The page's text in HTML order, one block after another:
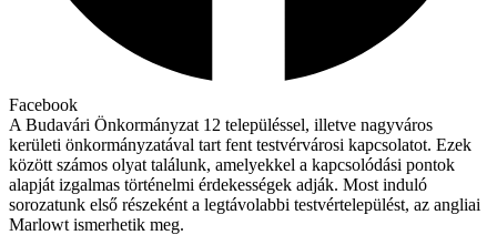
Facebook
A Budavári Önkormányzat 12 településsel, illetve nagyváros
kerületi önkormányzatával tart fent testvérvárosi kapcsolatot. Ezek
között számos olyat találunk, amelyekkel a kapcsolódási pontok
alapját izgalmas történelmi érdekességek adják. Most induló
sorozatunk első részeként a legtávolabbi testvértelepülést, az angliai
Marlowt ismerhetik meg.